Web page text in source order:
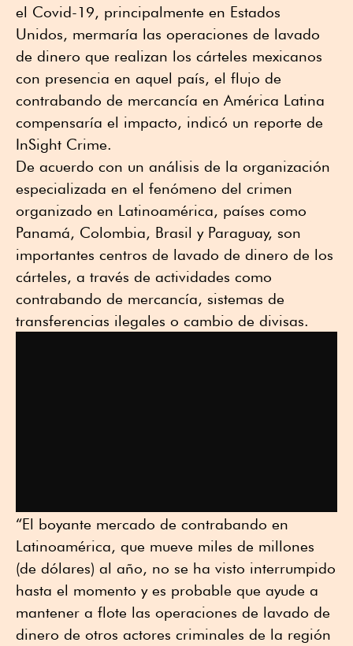
el Covid-19, principalmente en Estados
Unidos, mermaría las operaciones de lavado
de dinero que realizan los cárteles mexicanos
con presencia en aquel país, el flujo de
contrabando de mercancía en América Latina
compensaría el impacto, indicó un reporte de
InSight Crime.
De acuerdo con un análisis de la organización
especializada en el fenómeno del crimen
organizado en Latinoamérica, países como
Panamá, Colombia, Brasil y Paraguay, son
importantes centros de lavado de dinero de los
cárteles, a través de actividades como
contrabando de mercancía, sistemas de
transferencias ilegales o cambio de divisas.
“El boyante mercado de contrabando en
Latinoamérica, que mueve miles de millones
(de dólares) al año, no se ha visto interrumpido
hasta el momento y es probable que ayude a
mantener a flote las operaciones de lavado de
dinero de otros actores criminales de la región